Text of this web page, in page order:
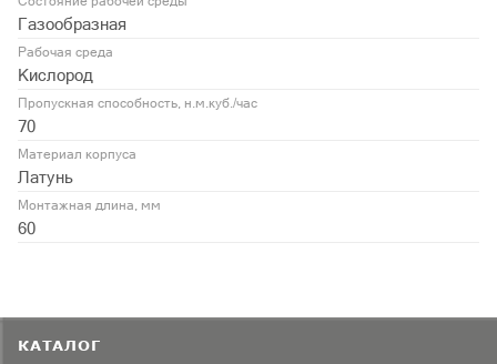
Газообразная
Рабочая среда
Кислород
Пропускная способность, н.м.куб./час
70
Материал корпуса
Латунь
Монтажная длина, мм
60
КАТАЛОГ